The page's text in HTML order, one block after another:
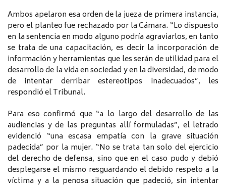
Ambos apelaron esa orden de la jueza de primera instancia,
pero el planteo fue rechazado por la Cámara. “Lo dispuesto
en la sentencia en modo alguno podría agraviarlos, en tanto
se trata de una capacitación, es decir la incorporación de
información y herramientas que les serán de utilidad para el
desarrollo de la vida en sociedad y en la diversidad, de modo
de intentar derribar estereotipos inadecuados”, les
respondió el Tribunal.
Para eso confirmó que “a lo largo del desarrollo de las
audiencias y de las preguntas allí formuladas”, el letrado
evidenció “una escasa empatía con la grave situación
padecida” por la mujer. “No se trata tan solo del ejercicio
del derecho de defensa, sino que en el caso pudo y debió
desplegarse el mismo resguardando el debido respeto a la
víctima y a la penosa situación que padeció, sin intentar